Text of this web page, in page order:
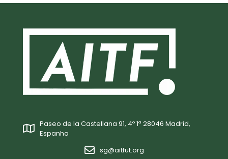
Paseo de la Castellana 91, 4º 1ª 28046 Madrid,
Espanha
sg@aitfut.org